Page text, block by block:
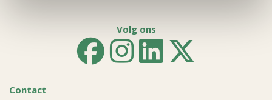
Volg ons
Contact